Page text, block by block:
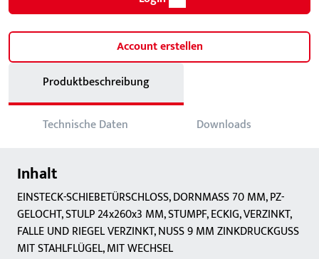
Account erstellen
Produktbeschreibung
Technische Daten Downloads
Inhalt
EINSTECK-SCHIEBETÜRSCHLOSS, DORNMASS 70 MM, PZ-
GELOCHT, STULP 24x260x3 MM, STUMPF, ECKIG, VERZINKT,
FALLE UND RIEGEL VERZINKT, NUSS 9 MM ZINKDRUCKGUSS
MIT STAHLFLÜGEL, MIT WECHSEL